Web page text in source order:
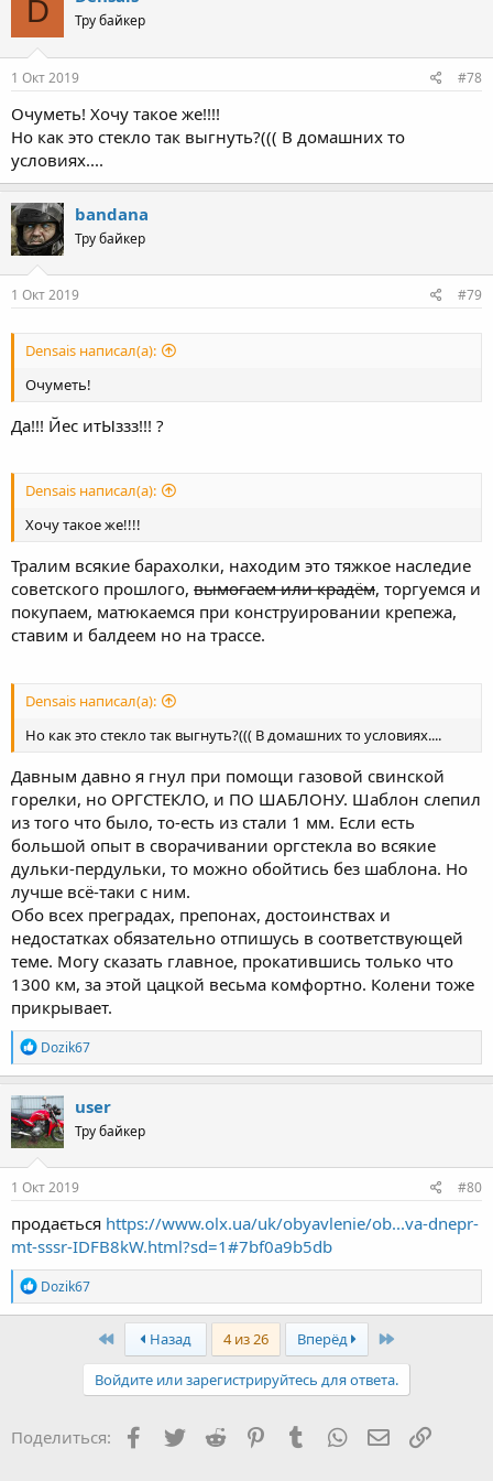
t
i
o
n
s
D Тру байкер
1 Окт 2019 #78
Очуметь! Хочу такое же!!!!
Но как это стекло так выгнуть?((( В домашних то
условиях....
bandana
Тру байкер
1 Окт 2019 #79
Densais написал(а):
Очуметь!
Да!!! Йес итЫззз!!! ?
Densais написал(а):
Хочу такое же!!!!
Тралим всякие барахолки, находим это тяжкое наследие
советского прошлого, вымогаем или крадём, торгуемся и
покупаем, матюкаемся при конструировании крепежа,
ставим и балдеем но на трассе.
Densais написал(а):
Но как это стекло так выгнуть?((( В домашних то условиях....
Давным давно я гнул при помощи газовой свинской
горелки, но ОРГСТЕКЛО, и ПО ШАБЛОНУ. Шаблон слепил
из того что было, то-есть из стали 1 мм. Если есть
большой опыт в сворачивании оргстекла во всякие
дульки-пердульки, то можно обойтись без шаблона. Но
лучше всё-таки с ним.
Обо всех преградах, препонах, достоинствах и
недостатках обязательно отпишусь в соответствующей
теме. Могу сказать главное, прокатившись только что
1300 км, за этой цацкой весьма комфортно. Колени тоже
прикрывает.
R
e
a
c
t
i
o
n
s
Dozik67
user
Тру байкер
1 Окт 2019 #80
продається https://www.olx.ua/uk/obyavlenie/ob...va-dnepr-
mt-sssr-IDFB8kW.html?sd=1#7bf0a9b5db
R
e
a
:
Dozik67
First Назад 4 из 26 Вперёд Last
Войдите или зарегистрируйтесь для ответа.
Поделиться: Facebook
TwitterReddit PinterestTumblr WhatsApp Ссылка